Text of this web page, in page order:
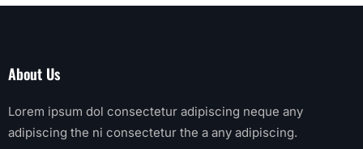
About Us
Lorem ipsum dol consectetur adipiscing neque any
adipiscing the ni consectetur the a any adipiscing.